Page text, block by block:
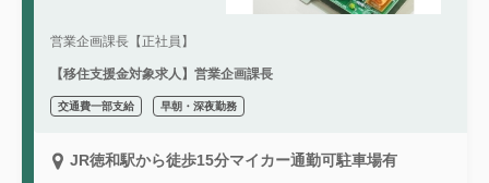
営業企画課長【正社員】
【移住支援金対象求人】営業企画課長
交通費一部支給 早朝・深夜勤務
JR徳和駅から徒歩15分マイカー通勤可駐車場有